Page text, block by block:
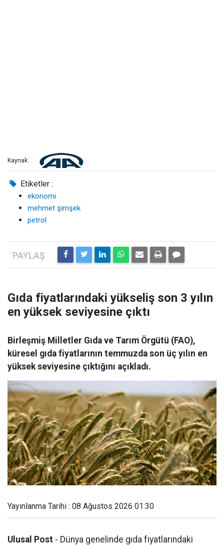
Kaynak:
Etiketler :
ekonomi
mehmet şimşek
petrol
Gıda fiyatlarındaki yükseliş son 3 yılın
en yüksek seviyesine çıktı
Birleşmiş Milletler Gıda ve Tarım Örgütü (FAO),
küresel gıda fiyatlarının temmuzda son üç yılın en
yüksek seviyesine çıktığını açıkladı.
Yayınlanma Tarihi : 08 Ağustos 2026 01:30
Ulusal Post - Dünya genelinde gıda fiyatlarındaki